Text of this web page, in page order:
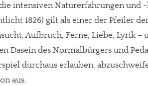
intensiven Naturerfahrungen und
1826) gilt als einer der Pfeiler
Aufbruch, Ferne, Liebe, Lyrik –
Dasein des Normalbürgers und
durchaus erlauben,
aus.